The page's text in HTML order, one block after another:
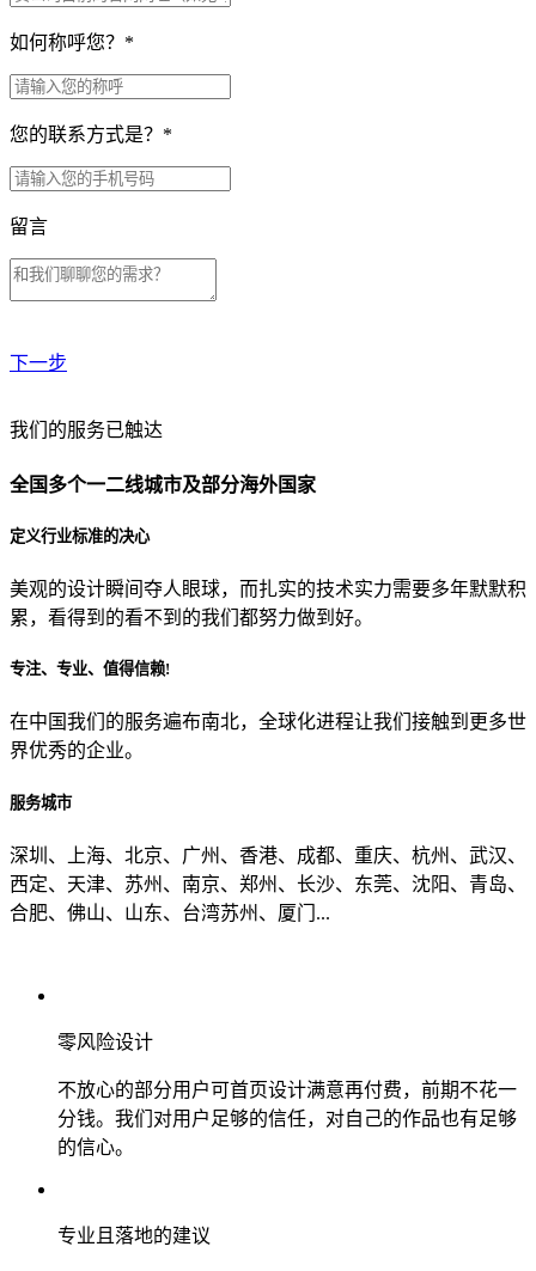
如何称呼您？ *
您的联系方式是？ *
留言
下一步
贵公司预算范围是？
贵公司的团队规模是？
目前主要的营销渠道是？
我们的服务已触达
全国多个一二线城市及部分海外国家
定义行业标准的决心
美观的设计瞬间夺人眼球，而扎实的技术实力需要多年默默积
累，看得到的看不到的我们都努力做到好。
专注、专业、值得信赖!
在中国我们的服务遍布南北，全球化进程让我们接触到更多世
界优秀的企业。
服务城市
深圳、上海、北京、广州、香港、成都、重庆、杭州、武汉、
西定、天津、苏州、南京、郑州、长沙、东莞、沈阳、青岛、
合肥、佛山、山东、台湾苏州、厦门...
零风险设计
不放心的部分用户可首页设计满意再付费，前期不花一
分钱。我们对用户足够的信任，对自己的作品也有足够
的信心。
专业且落地的建议